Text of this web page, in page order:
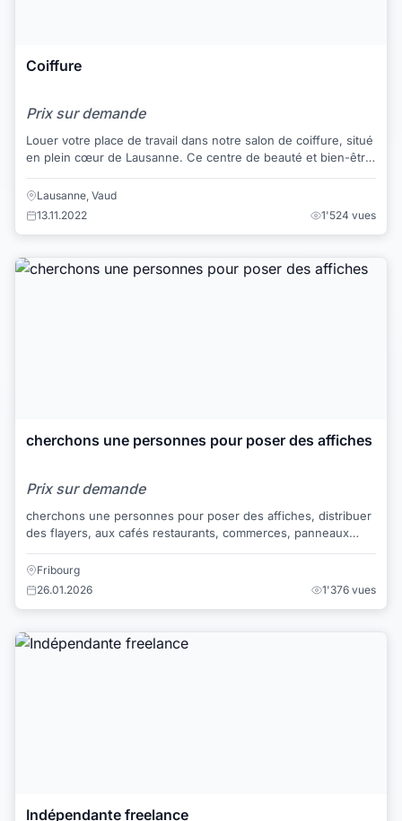
Coiffure
Prix sur demande
Louer votre place de travail dans notre salon de coiffure, situé
en plein cœur de Lausanne. Ce centre de beauté et bien-être
est très lumineux, entièr...
Lausanne, Vaud
13.11.2022
1'524 vues
cherchons une personnes pour poser des affiches
Prix sur demande
cherchons une personnes pour poser des affiches, distribuer
des flayers, aux cafés restaurants, commerces, panneaux
Fribourg
26.01.2026
1'376 vues
Indépendante freelance